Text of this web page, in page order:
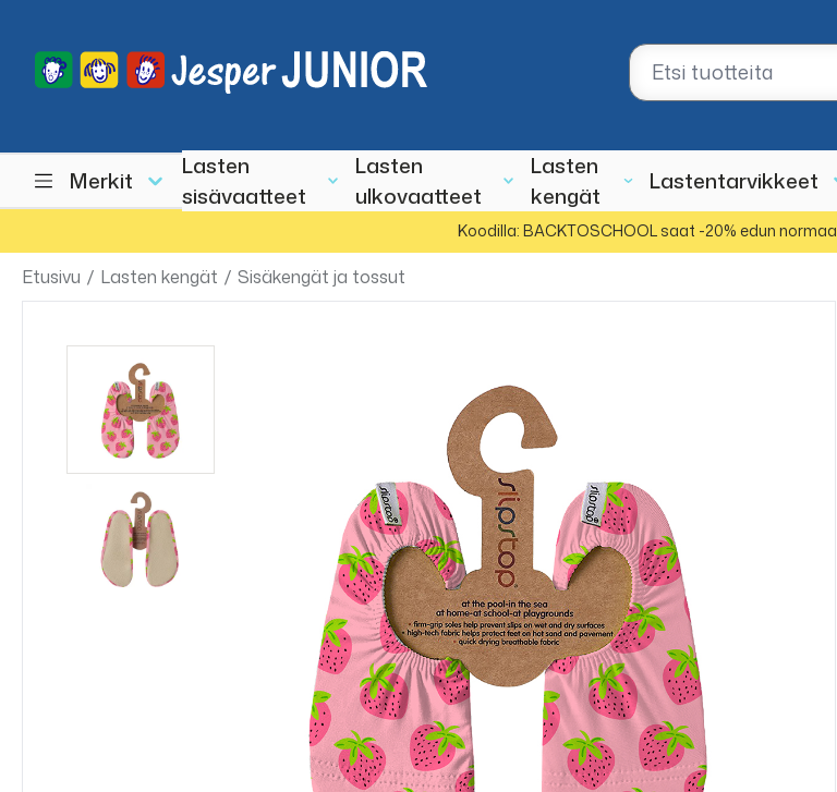
Merkit
Lasten
sisävaatteet
Lasten
ulkovaatteet
Lasten
kengät
Lastentarvikkeet
Koodilla: BACKTOSCHOOL saat -20% edun
Etusivu / Lasten kengät / Sisäkengät ja tossut